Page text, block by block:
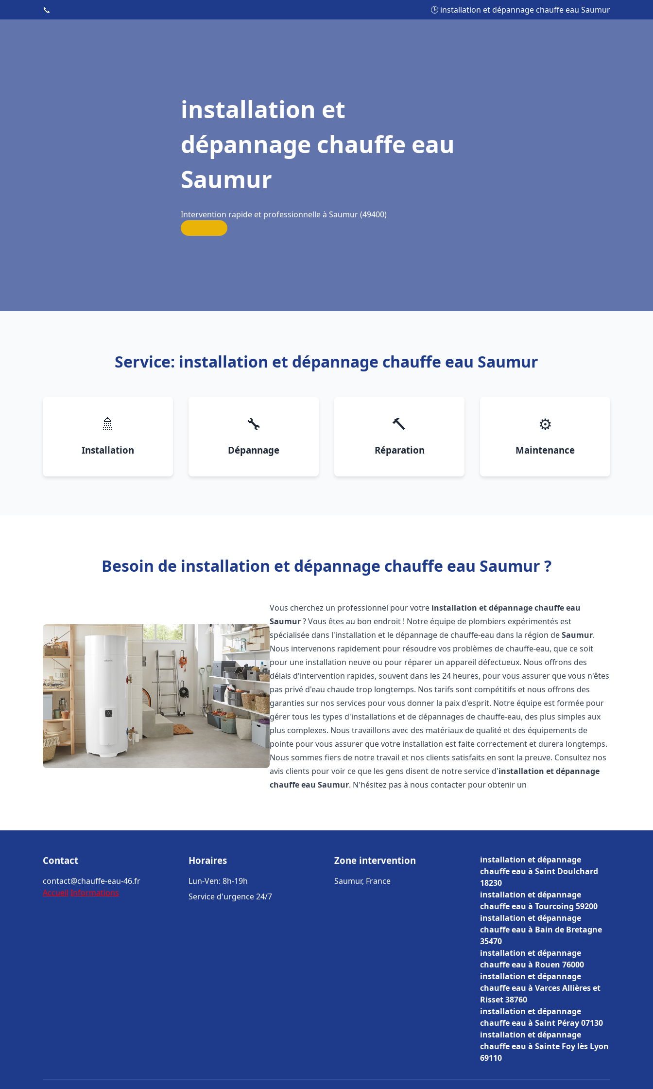
📞 🕒 installation et dépannage chauffe eau Saumur
installation et
dépannage chauffe eau
Saumur
Intervention rapide et professionnelle à Saumur (49400)
Service: installation et dépannage chauffe eau Saumur
🚿
Installation
🔧
Dépannage
🔨
Réparation
⚙️
Maintenance
Besoin de installation et dépannage chauffe eau Saumur ?
Vous cherchez un professionnel pour votre installation et dépannage chauffe eau
Saumur? Vous êtes au bon endroit ! Notre équipe de plombiers expérimentés est
spécialisée dans l'installation et le dépannage de chauffe-eau dans la région deSaumur.
Nous intervenons rapidement pour résoudre vos problèmes de chauffe-eau, que ce soit
pour une installation neuve ou pour réparer un appareil défectueux. Nous offrons des
délais d'intervention rapides, souvent dans les 24 heures, pour vous assurer que vous n'êtes
pas privé d'eau chaude trop longtemps. Nos tarifs sont compétitifs et nous offrons des
garanties sur nos services pour vous donner la paix d'esprit. Notre équipe est formée pour
gérer tous les types d'installations et de dépannages de chauffe-eau, des plus simples aux
plus complexes. Nous travaillons avec des matériaux de qualité et des équipements de
pointe pour vous assurer que votre installation est faite correctement et durera longtemps.
Nous sommes fiers de notre travail et nos clients satisfaits en sont la preuve. Consultez nos
avis clients pour voir ce que les gens disent de notre service d'installation et dépannage
chauffe eau Saumur. N'hésitez pas à nous contacter pour obtenir un
Contact
contact@chauffe-eau-46.fr
Accueil Informations
Horaires
Lun-Ven: 8h-19h
Service d'urgence 24/7
Zone intervention
Saumur, France
installation et dépannage
chauffe eau à Saint Doulchard
18230
installation et dépannage
chauffe eau à Tourcoing 59200
installation et dépannage
chauffe eau à Bain de Bretagne
35470
installation et dépannage
chauffe eau à Rouen 76000
installation et dépannage
chauffe eau à Varces Allières et
Risset 38760
installation et dépannage
chauffe eau à Saint Péray 07130
installation et dépannage
chauffe eau à Sainte Foy lès Lyon
69110